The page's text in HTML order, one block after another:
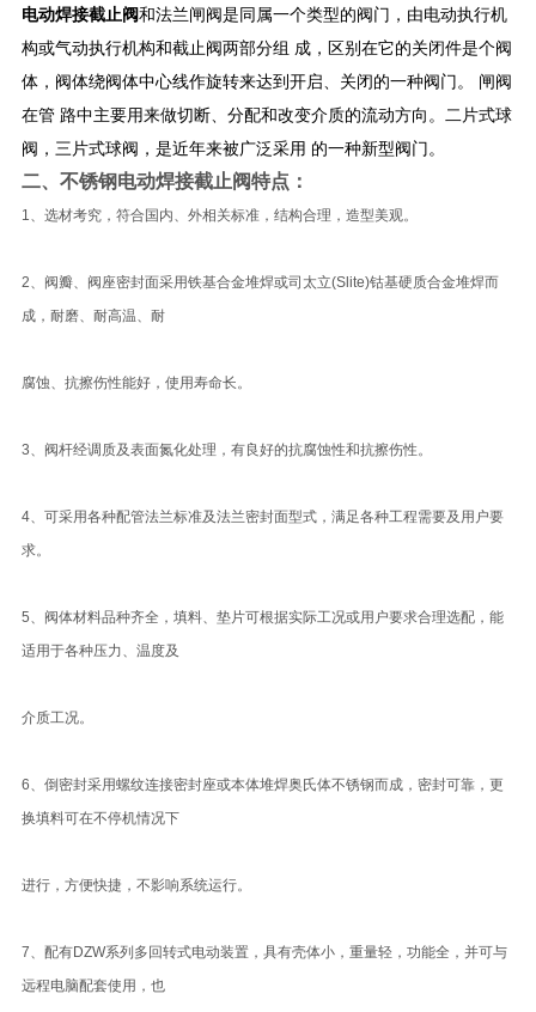
电动焊接截止阀和法兰闸阀是同属一个类型的阀门，由电动执行机
构或气动执行机构和截止阀两部分组 成，区别在它的关闭件是个阀
体，阀体绕阀体中心线作旋转来达到开启、关闭的一种阀门。 闸阀
在管 路中主要用来做切断、分配和改变介质的流动方向。二片式球
阀，三片式球阀，是近年来被广泛采用 的一种新型阀门。
二、 不锈钢电动焊接截止阀特点：
1、选材考究，符合国内、外相关标准，结构合理，造型美观。
2、阀瓣、阀座密封面采用铁基合金堆焊或司太立(Slite)钴基硬质合金堆焊而
成，耐磨、耐高温、耐
腐蚀、抗擦伤性能好，使用寿命长。
3、阀杆经调质及表面氮化处理，有良好的抗腐蚀性和抗擦伤性。
4、可采用各种配管法兰标准及法兰密封面型式，满足各种工程需要及用户要
求。
5、阀体材料品种齐全，填料、垫片可根据实际工况或用户要求合理选配，能
适用于各种压力、温度及
介质工况。
6、倒密封采用螺纹连接密封座或本体堆焊奥氏体不锈钢而成，密封可靠，更
换填料可在不停机情况下
进行，方便快捷，不影响系统运行。
7、配有DZW系列多回转式电动装置，具有壳体小，重量轻，功能全，并可与
远程电脑配套使用，也